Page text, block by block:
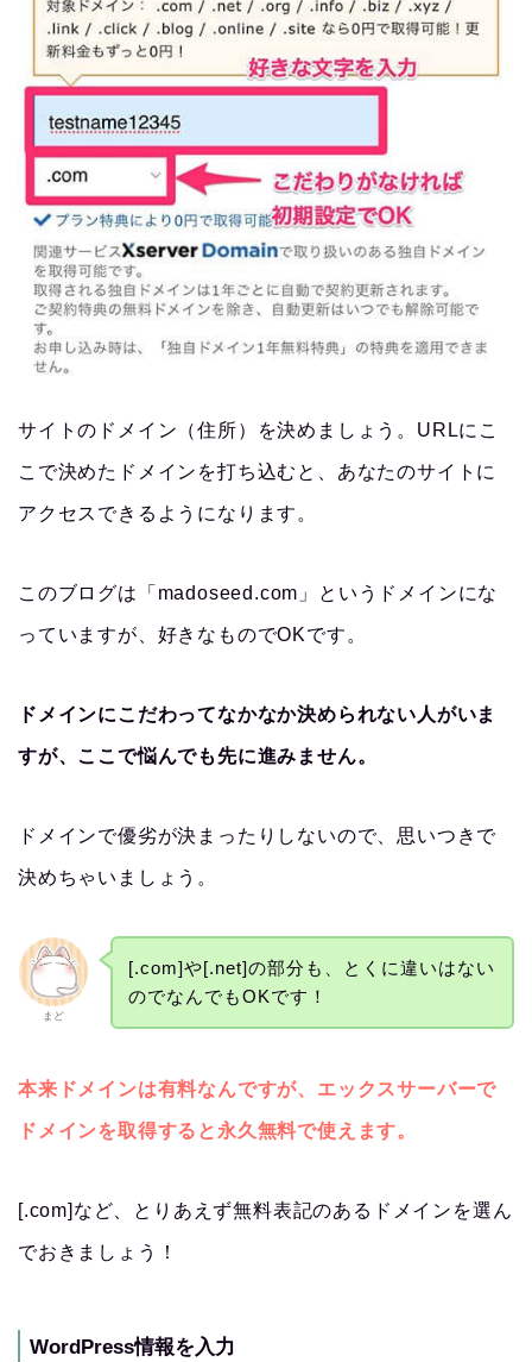
サイトのドメイン（住所）を決めましょう。URLにこ
こで決めたドメインを打ち込むと、あなたのサイトに
アクセスできるようになります。
このブログは「madoseed.com」というドメインにな
っていますが、好きなものでOKです。
ドメインにこだわってなかなか決められない人がいま
すが、ここで悩んでも先に進みません。
ドメインで優劣が決まったりしないので、思いつきで
決めちゃいましょう。
まど
[.com]や[.net]の部分も、とくに違いはない
のでなんでもOKです！
本来ドメインは有料なんですが、エックスサーバーで
ドメインを取得すると永久無料で使えます。
[.com]など、とりあえず無料表記のあるドメインを選ん
でおきましょう！
WordPress情報を入力